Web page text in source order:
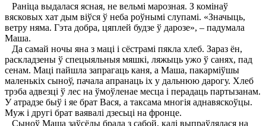
Раніца выдалася ясная, не вельмі марозная. З комінаў
вясковых хат дым віўся ў неба роўнымі слупамі. «Значыць,
ветру няма. Гэта добра, цяплей будзе ў дарозе», – падумала
Маша.
Да самай ночы яна з маці і сёстрамі пякла хлеб. Зараз ён,
раскладзены ў спецыяльныя мяшкі, ляжыць ужо ў санях, пад
сенам. Маці пайшла запрагаць каня, а Маша, пакарміўшы
маленькіх сыноў, пачала апранаць іх у дальнюю дарогу. Хлеб
трэба адвезці ў лес на ўмоўленае месца і перадаць партызанам.
У атрадзе быў і яе брат Вася, а таксама многія аднавяскоўцы.
Муж і другі брат ваявалі дзесьці на фронце.
Сыноў Маша заўсёды брала з сабой, калі выпраўлялася на